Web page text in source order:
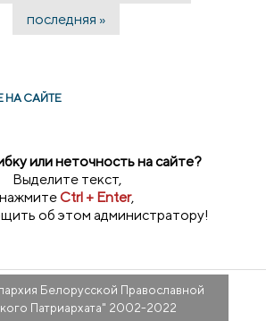
последняя »
НА САЙТЕ
или неточность на сайте?
Выделите текст,
нажмитеCtrl + Enter,
об этом администратору!
Белорусской Православной
Патриархата" 2002-2022